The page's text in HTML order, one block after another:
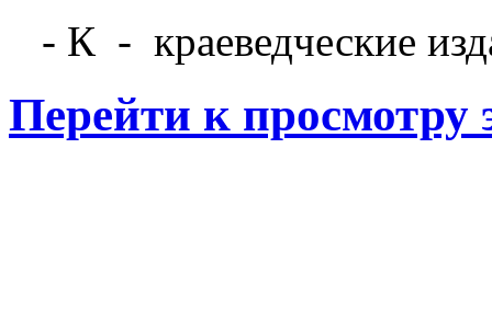
- К - краеведческие
Перейти к просмотру